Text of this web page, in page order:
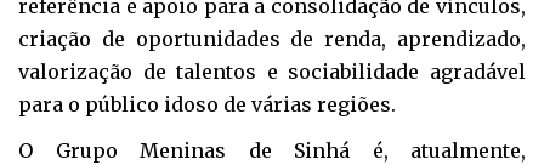
referência e apoio para a consolidação de vínculos,
criação de oportunidades de renda, aprendizado,
valorização de talentos e sociabilidade agradável
para o público idoso de várias regiões.
O Grupo Meninas de Sinhá é, atualmente,